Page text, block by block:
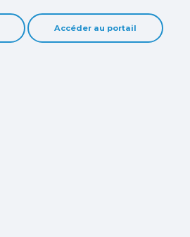
Accéder au portail